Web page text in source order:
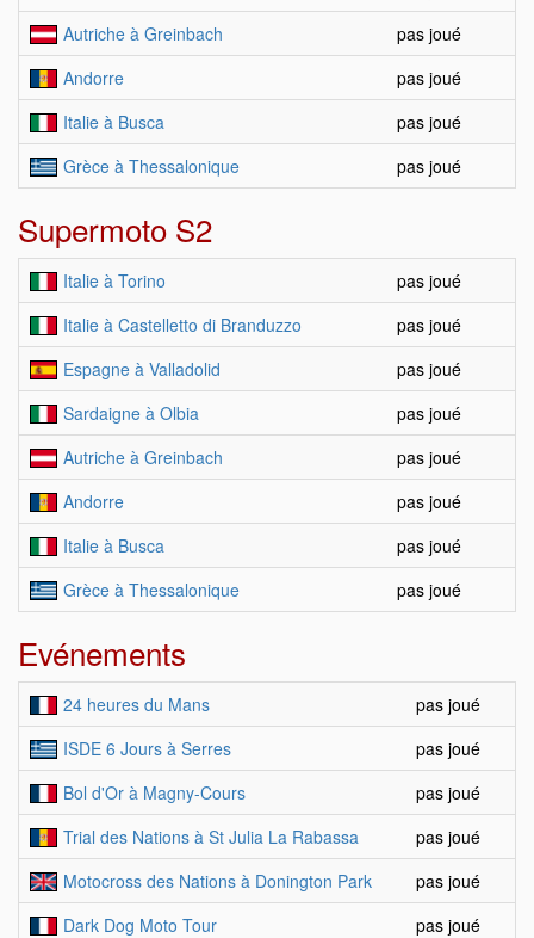
Autriche à Greinbach
pas joué
Andorre
pas joué
Italie à Busca
pas joué
Grèce à Thessalonique
pas joué
Supermoto S2
Italie à Torino
pas joué
Italie à Castelletto di Branduzzo
pas joué
Espagne à Valladolid
pas joué
Sardaigne à Olbia
pas joué
Autriche à Greinbach
pas joué
Andorre
pas joué
Italie à Busca
pas joué
Grèce à Thessalonique
pas joué
Evénements
24 heures du Mans
pas joué
ISDE 6 Jours à Serres
pas joué
Bol d'Or à Magny-Cours
pas joué
Trial des Nations à St Julia La Rabassa
pas joué
Motocross des Nations à Donington Park
pas joué
Dark Dog Moto Tour
pas joué